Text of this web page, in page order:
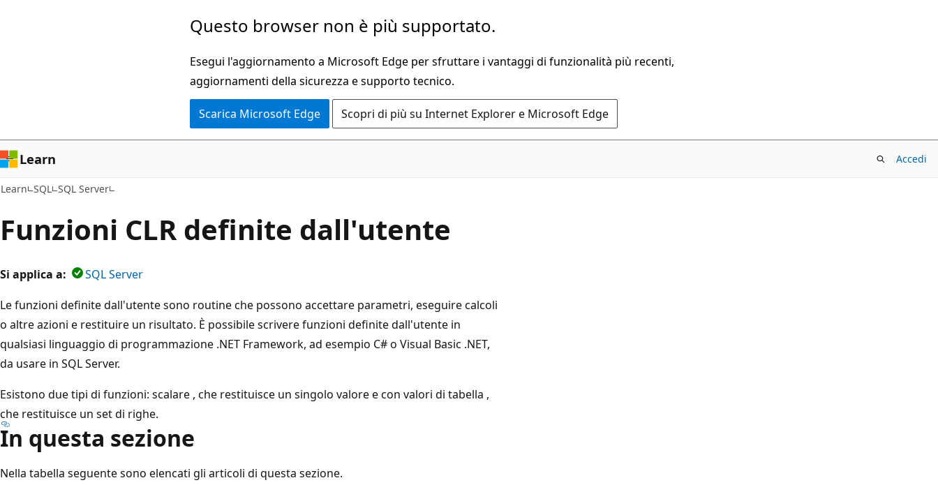
Questo browser non è più supportato.
Esegui l'aggiornamento a Microsoft Edge per sfruttare i vantaggi di funzionalità più recenti,
aggiornamenti della sicurezza e supporto tecnico.
Scarica Microsoft Edge Scopri di più su Internet Explorer e Microsoft Edge
Learn Accedi
Learn SQL SQL Server
Funzioni CLR definite dall'utente
Si applica a:
SQL Server
Le funzioni definite dall'utente sono routine che possono accettare parametri, eseguire calcoli
o altre azioni e restituire un risultato. È possibile scrivere funzioni definite dall'utente in
qualsiasi linguaggio di programmazione .NET Framework, ad esempio C# o Visual Basic .NET,
da usare in SQL Server.
Esistono due tipi di funzioni: scalare , che restituisce un singolo valore econ valori di tabella ,
che restituisce un set di righe.
In questa sezione
Nella tabella seguente sono elencati gli articoli di questa sezione.